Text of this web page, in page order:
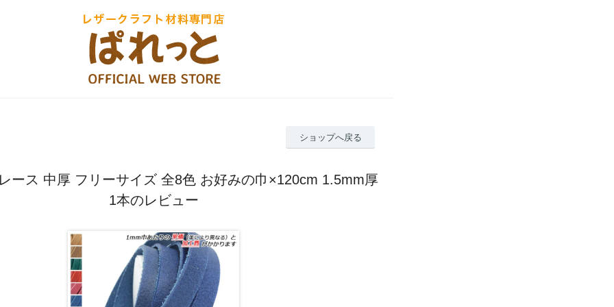
ショップへ戻る
ース 中厚 フリーサイズ 全8色 お好みの巾×120cm 1.5mm厚
1本のレビュー